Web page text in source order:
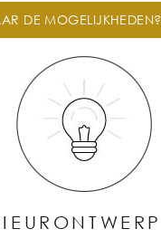
DE MOGELIJKHEDEN?